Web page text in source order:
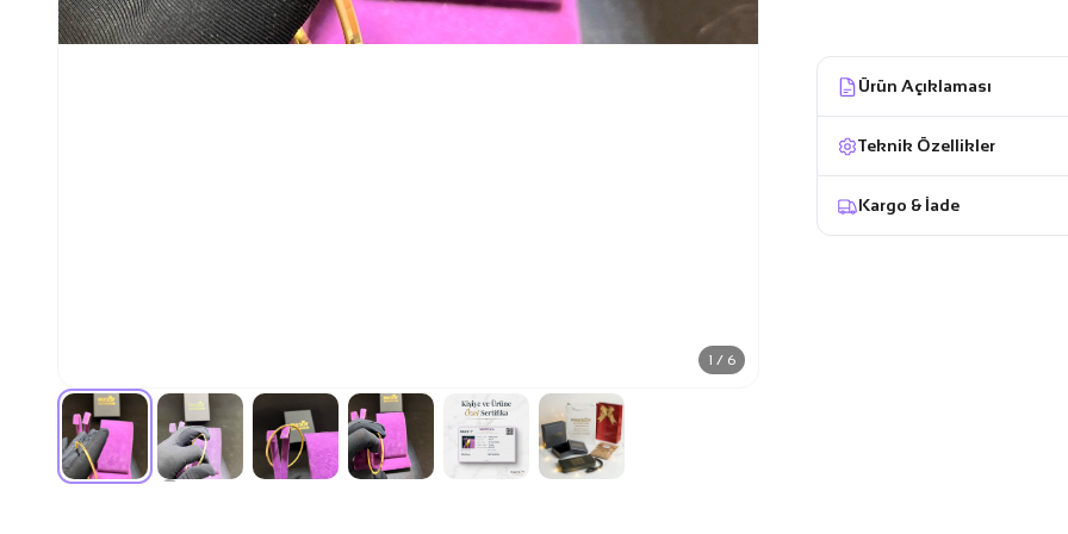
1 / 6
Ürün Açıklaması
Teknik Özellikler
Kargo & İade